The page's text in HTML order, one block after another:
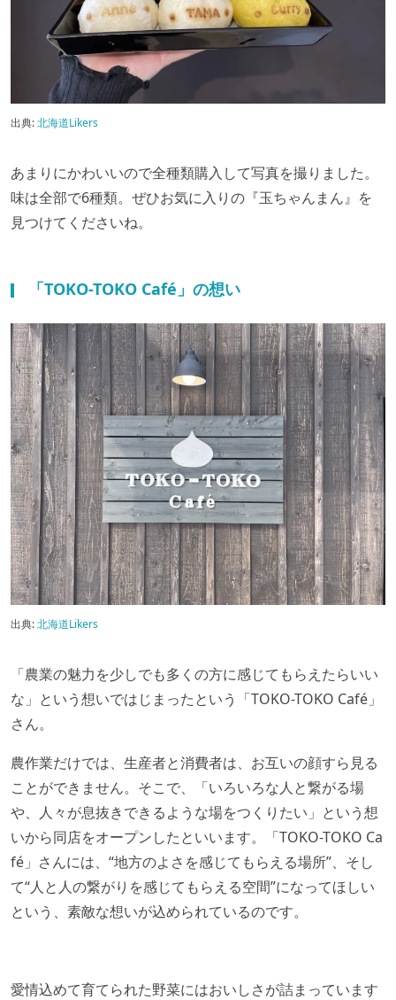
出典:北海道Likers
あまりにかわいいので全種類購入して写真を撮りました。
味は全部で6種類。ぜひお気に入りの『玉ちゃんまん』を
見つけてくださいね。
「TOKO-TOKO Café」の想い
出典:北海道Likers
「農業の魅力を少しでも多くの方に感じてもらえたらいい
な」という想いではじまったという「TOKO-TOKO Café」
さん。
農作業だけでは、生産者と消費者は、お互いの顔すら見る
ことができません。そこで、「いろいろな人と繋がる場
や、人々が息抜きできるような場をつくりたい」という想
いから同店をオープンしたといいます。「TOKO-TOKO Ca
fé」さんには、“地方のよさを感じてもらえる場所”、そし
て“人と人の繋がりを感じてもらえる空間”になってほしい
という、素敵な想いが込められているのです。
愛情込めて育てられた野菜にはおいしさが詰まっています